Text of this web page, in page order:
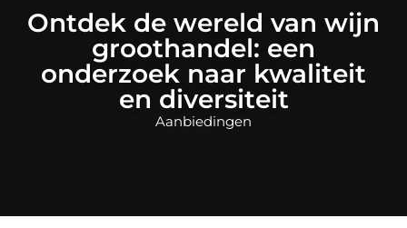
Ontdek de wereld van wijn
groothandel: een
onderzoek naar kwaliteit
en diversiteit
Aanbiedingen